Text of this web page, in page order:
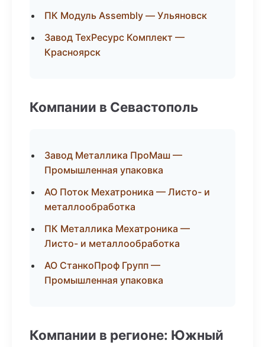
ПК Модуль Assembly — Ульяновск
Завод ТехРесурс Комплект —
Красноярск
Компании в Севастополь
Завод Металлика ПроМаш —
Промышленная упаковка
АО Поток Мехатроника — Листо- и
металлообработка
ПК Металлика Мехатроника —
Листо- и металлообработка
АО СтанкоПроф Групп —
Промышленная упаковка
Компании в регионе: Южный